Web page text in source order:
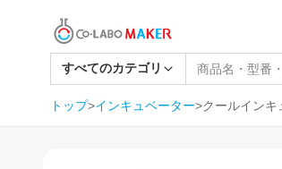
すべてのカテゴリ
トップ>インキュベーター>クールインキ